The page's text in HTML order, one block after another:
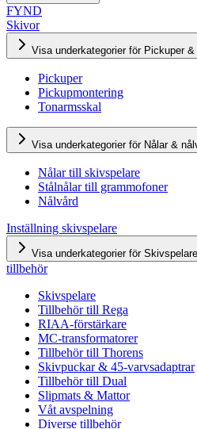
FYND
Skivor
Visa underkategorier för Pickuper &
Pickuper
Pickupmontering
Tonarmsskal
Visa underkategorier för Nålar &
Nålar till skivspelare
Stålnålar till grammofoner
Nålvård
Inställning skivspelare
Visa underkategorier för
tillbehör
Skivspelare
Tillbehör till Rega
RIAA-förstärkare
MC-transformatorer
Tillbehör till Thorens
Skivpuckar & 45-varvsadaptrar
Tillbehör till Dual
Slipmats & Mattor
Våt avspelning
Diverse tillbehör